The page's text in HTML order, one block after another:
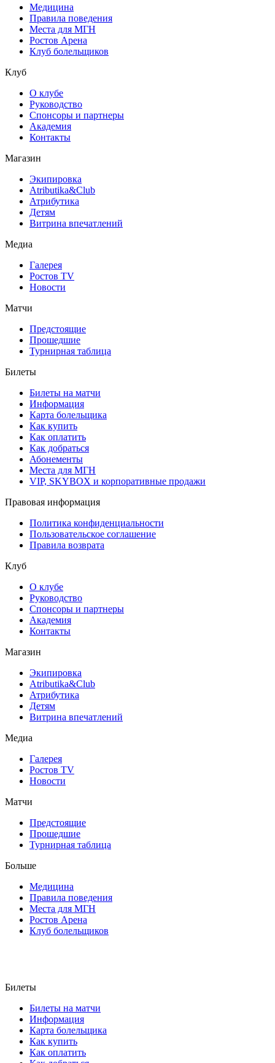
Медицина
Правила поведения
Места для МГН
Ростов Арена
Клуб болельщиков
Клуб
О клубе
Руководство
Спонсоры и партнеры
Академия
Контакты
Магазин
Экипировка
Atributika&Club
Атрибутика
Детям
Витрина впечатлений
Медиа
Галерея
Ростов TV
Новости
Матчи
Предстоящие
Прошедшие
Турнирная таблица
Билеты
Билеты на матчи
Информация
Карта болельщика
Как купить
Как оплатить
Как добраться
Абонементы
Места для МГН
VIP, SKYBOX и корпоративные продажи
Правовая информация
Политика конфиденциальности
Пользовательское соглашение
Правила возврата
Клуб
О клубе
Руководство
Спонсоры и партнеры
Академия
Контакты
Магазин
Экипировка
Atributika&Club
Атрибутика
Детям
Витрина впечатлений
Медиа
Галерея
Ростов TV
Новости
Матчи
Предстоящие
Прошедшие
Турнирная таблица
Больше
Медицина
Правила поведения
Места для МГН
Ростов Арена
Клуб болельщиков
Билеты
Билеты на матчи
Информация
Карта болельщика
Как купить
Как оплатить